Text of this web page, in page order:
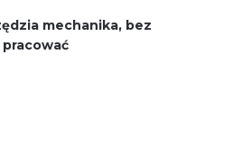
mechanika, bez